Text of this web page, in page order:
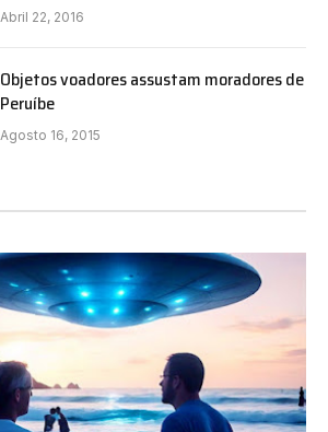
Abril 22, 2016
Objetos voadores assustam moradores de
Peruíbe
Agosto 16, 2015